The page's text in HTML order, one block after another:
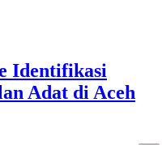
Identifikasi
Adat di Aceh